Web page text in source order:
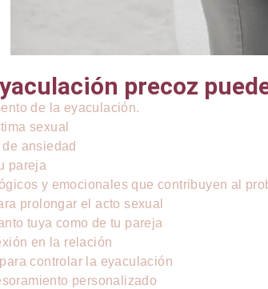
precoz
de la eyaculación.
sexual
ansiedad
pareja
y emocionales que contribuyen al
prolongar el acto sexual
tuya como de tu pareja
en la relación
controlar la eyaculación
personalizado